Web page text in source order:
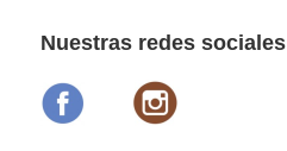
Nuestras redes sociales